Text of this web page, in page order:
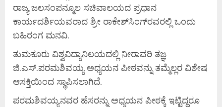
ರಾಜ್ಯ ಜಲಸಂಪನ್ಮೂಲ ಸಚಿವಾಲಯದ ಪ್ರಧಾನ
ಕಾರ್ಯದರ್ಶಿಯವರಾದ ಶ್ರೀ ರಾಕೇಶ್‌ಸಿಂಗ್‌ರವರಲ್ಲಿ ಒಂದು
ಬಹಿರಂಗ ಮನವಿ.
ತುಮಕೂರು ವಿಶ್ವವಿದ್ಯಾನಿಲಯದಲ್ಲಿ ನೀರಾವರಿ ತಜ್ಞ
ಜಿ.ಎಸ್.ಪರಮಶಿವಯ್ಯ ಅಧ್ಯಯನ ಪೀಠವನ್ನು ತಮ್ಮೆಲ್ಲರ ವಿಶೇಷ
ಆಸಕ್ತಿಯಿಂದ ಸ್ಥಾಪಿಸಲಾಗಿದೆ.
ಪರಮಶಿವಯ್ಯನವರ ಹೆಸರನ್ನು ಅಧ್ಯಯನ ಪೀಠಕ್ಕೆ ಇಟ್ಟಿದ್ದರೂ